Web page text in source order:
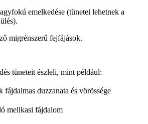
emelkedése (tünetei lehetnek a
fejfájások.
észleli, mint például:
duzzanata és vörössége
fájdalom